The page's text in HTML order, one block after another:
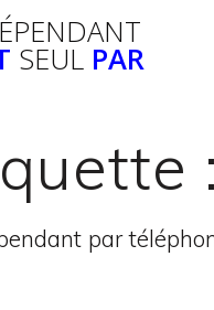
SEUL PAR
:
par